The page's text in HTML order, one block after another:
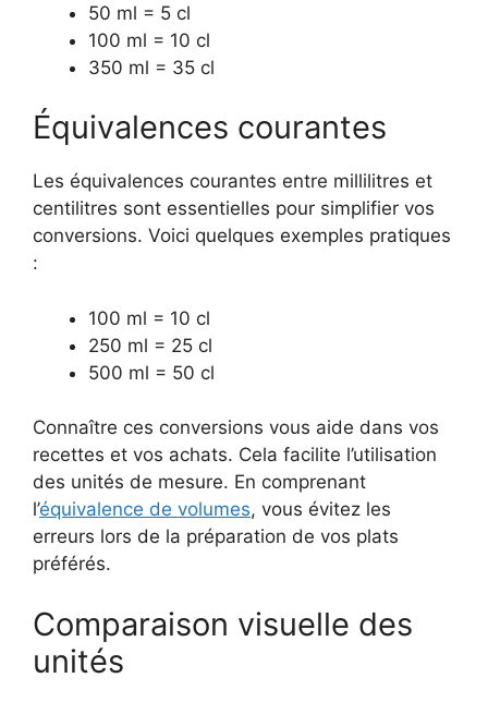
50 ml = 5 cl
100 ml = 10 cl
350 ml = 35 cl
Équivalences courantes
Les équivalences courantes entre millilitres et
centilitres sont essentielles pour simplifier vos
conversions. Voici quelques exemples pratiques
:
100 ml = 10 cl
250 ml = 25 cl
500 ml = 50 cl
Connaître ces conversions vous aide dans vos
recettes et vos achats. Cela facilite l’utilisation
des unités de mesure. En comprenant
l’équivalence de volumes, vous évitez les
erreurs lors de la préparation de vos plats
préférés.
Comparaison visuelle des
unités